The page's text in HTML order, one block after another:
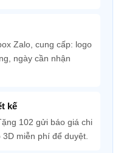
Zalo, cung cấp: logo
ngày cần nhận
kế
102 gửi báo giá chi
miễn phí để duyệt.